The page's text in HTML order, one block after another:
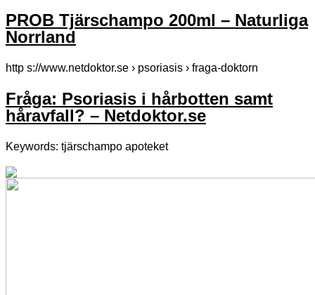
PROB Tjärschampo 200ml – Naturliga
Norrland
http s://www.netdoktor.se › psoriasis › fraga-doktorn
Fråga: Psoriasis i hårbotten samt
håravfall? – Netdoktor.se
Keywords: tjärschampo apoteket